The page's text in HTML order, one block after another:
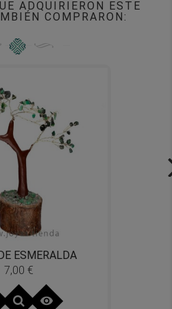
ADQUIRIERON ESTE
COMPRARON:
ESMERALDA
Precio
7,00 €
